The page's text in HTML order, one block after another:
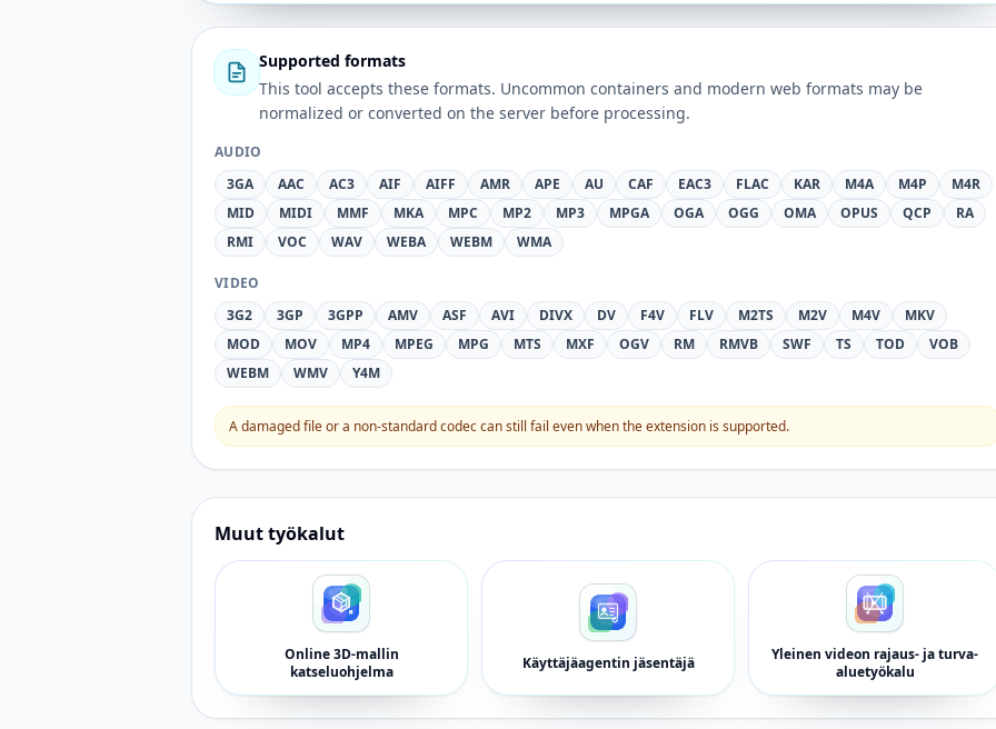
Supported formats
This tool accepts these formats. Uncommon containers and modern web formats may be
normalized or converted on the server before processing.
AUDIO
3GA
AAC AC3 AIF AIFF AMR APE AU CAF EAC3 FLAC KAR M4A M4P
M4R
MID
MIDI MMF MKA MPC MP2 MP3 MPGA OGA OGG OMA OPUS QCP
RA
RMI
VOC WAV WEBA WEBM WMA
VIDEO
3G2
3GP 3GPP AMV ASF AVI DIVX DV F4V FLV M2TS M2V M4V
MKV
MOD
MOV MP4 MPEG MPG MTS MXF OGV RM RMVB SWF TS TOD
VOB
WEBM
WMV Y4M
A damaged file or a non-standard codec can still fail even when the extension is supported.
Muut työkalut
Online 3D-mallin
katseluohjelma
Käyttäjäagentin jäsentäjä
Yleinen videon rajaus- ja turva-
aluetyökalu